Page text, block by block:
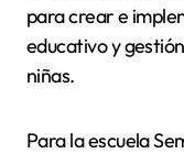
para crear e
educativo y
niñas.
Para la escuela